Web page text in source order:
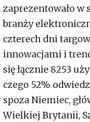
zaprezentowało w
branży
czterech dni
innowacjami i
się łącznie 8253
czego 52%
spoza Niemiec,
Wielkiej Brytanii,